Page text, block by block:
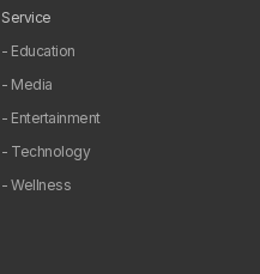
Service
- Education
- Media
- Entertainment
- Technology
- Wellness